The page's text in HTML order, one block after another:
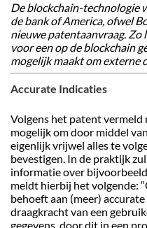
De blockchain-technologie
de bank of America, ofwel
nieuwe patentaanvraag. Zo
voor een op de blockchain
mogelijk maakt om externe
Accurate Indicaties
Volgens het patent
mogelijk om door middel
eigenlijk vrijwel alles te
bevestigen. In de praktijk
informatie over
meldt hierbij het volgende:
behoeft aan (meer)
draagkracht van een
gegevens, door dit in een